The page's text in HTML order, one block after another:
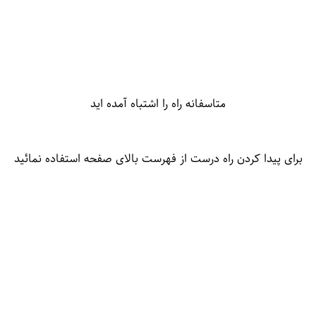
متاسفانه راه را اشتباه آمده اید
برای پیدا کردن راه درست از فهرست بالای صفحه استفاده نمائید